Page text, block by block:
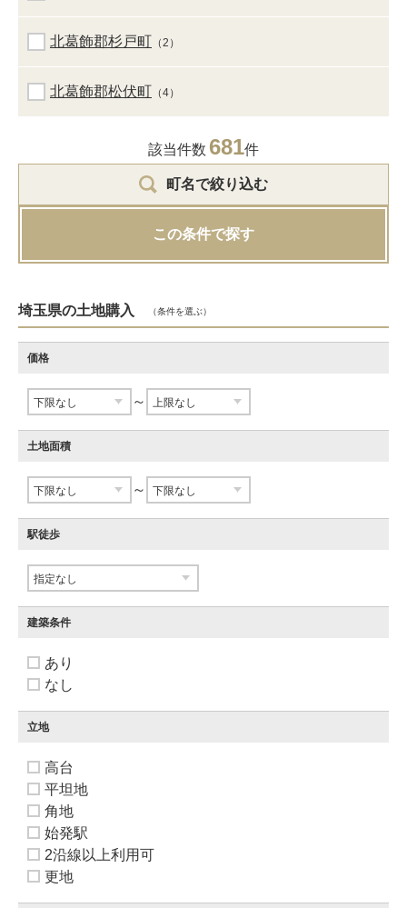
北葛飾郡杉戸町 （2）
北葛飾郡松伏町 （4）
該当件数 681件
町名で絞り込む
この条件で探す
埼玉県の土地購入 （条件を選ぶ）
価格
～
土地面積
～
駅徒歩
建築条件
あり
なし
立地
高台
平坦地
角地
始発駅
2沿線以上利用可
更地